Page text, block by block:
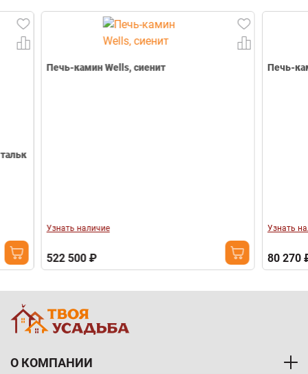
Печь-камин Wells, сиенит
Узнать наличие
522 500 ₽
Печь-камин
Узнать наличие
80 270 ₽
О КОМПАНИИ